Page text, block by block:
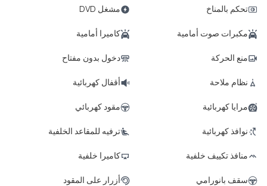
تحكم بالمناخ مشغل DVD
مكبرات صوت أمامية كاميرا أمامية
منع الحركة دخول بدون مفتاح
نظام ملاحة أقفال كهربائية
مرايا كهربائية مقود كهربائي
نوافذ كهربائية ترفيه للمقاعد الخلفية
منافذ تكييف خلفية كاميرا خلفية
سقف بانورامي أزرار على المقود